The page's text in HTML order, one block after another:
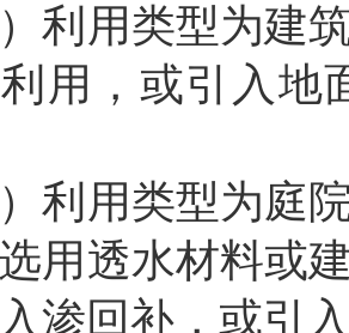
）利用类型为建
用，或引入地
）利用类型为庭
用透水材料或
渗回补，或引